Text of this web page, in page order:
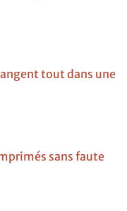
tout dans une
sans faute